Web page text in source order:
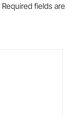
Required fields are